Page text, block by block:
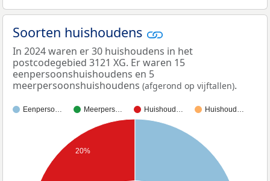
Soorten huishoudens
In 2024 waren er 30 huishoudens in het
postcodegebied 3121 XG. Er waren 15
eenpersoonshuishoudens en 5
meerpersoonshuishoudens (afgerond op vijftallen).
Eenperso… Meerpers… Huishoud… Huishoud…
20%